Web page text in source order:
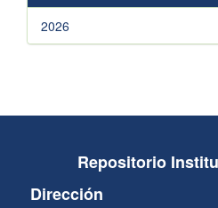
2026
Repositorio
Dirección